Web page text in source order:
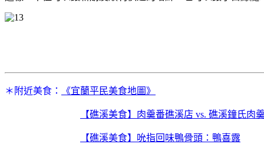
＊附近美食： 《宜蘭平民美食地圖》
【礁溪美食】肉羹番礁溪店 vs. 礁溪鐘氏肉
【礁溪美食】吮指回味鴨骨頭：鴨喜露